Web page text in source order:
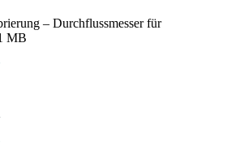
– Durchflussmesser für
MB